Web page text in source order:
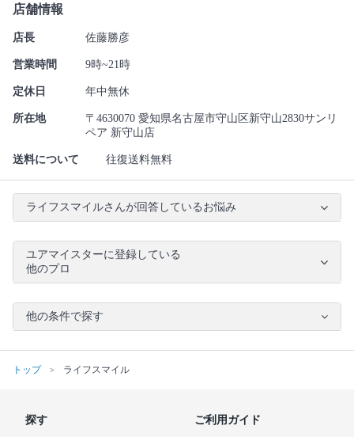
店舗情報
店長 佐藤勝彦
営業時間 9時~21時
定休日 年中無休
所在地
〒4630070 愛知県名古屋市守山区新守山2830サンリ
ペア 新守山店
送料について 往復送料無料
ライフスマイルさんが回答しているお悩み
ユアマイスターに登録している
他のプロ
他の条件で探す
トップ ライフスマイル
探す ご利用ガイド